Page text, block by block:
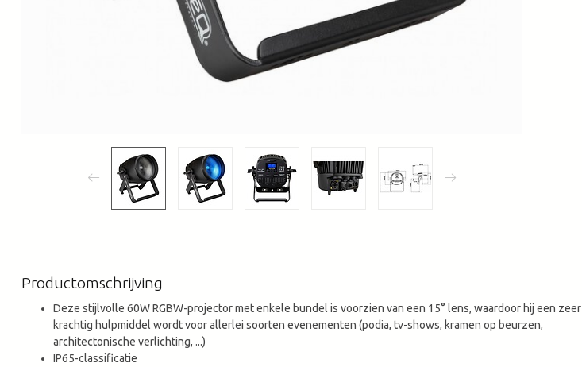
Productomschrijving
Deze stijlvolle 60W RGBW-projector met enkele bundel is voorzien van een 15° lens, waardoor hij een zeer
krachtig hulpmiddel wordt voor allerlei soorten evenementen (podia, tv-shows, kramen op beurzen,
architectonische verlichting, ...)
IP65-classificatie